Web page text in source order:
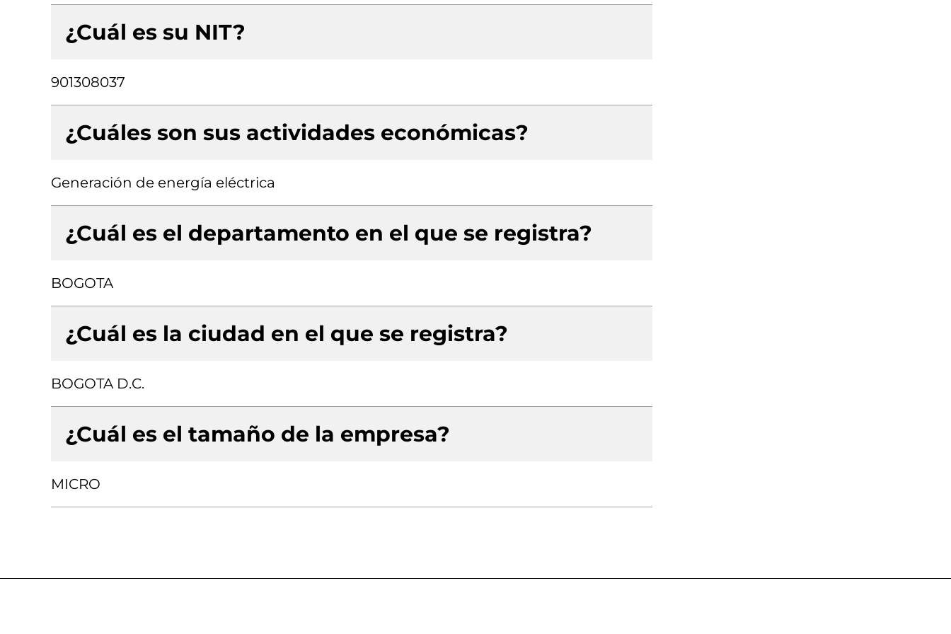
¿Cuál es su NIT?
901308037
¿Cuáles son sus actividades económicas?
Generación de energía eléctrica
¿Cuál es el departamento en el que se registra?
BOGOTA
¿Cuál es la ciudad en el que se registra?
BOGOTA D.C.
¿Cuál es el tamaño de la empresa?
MICRO